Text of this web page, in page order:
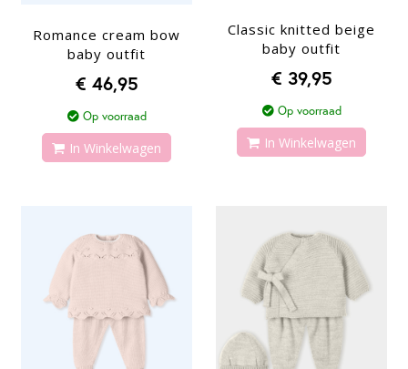
Romance cream bow
baby outfit
€ 46,95
Op voorraad
In Winkelwagen
Classic knitted beige
baby outfit
€ 39,95
Op voorraad
In Winkelwagen